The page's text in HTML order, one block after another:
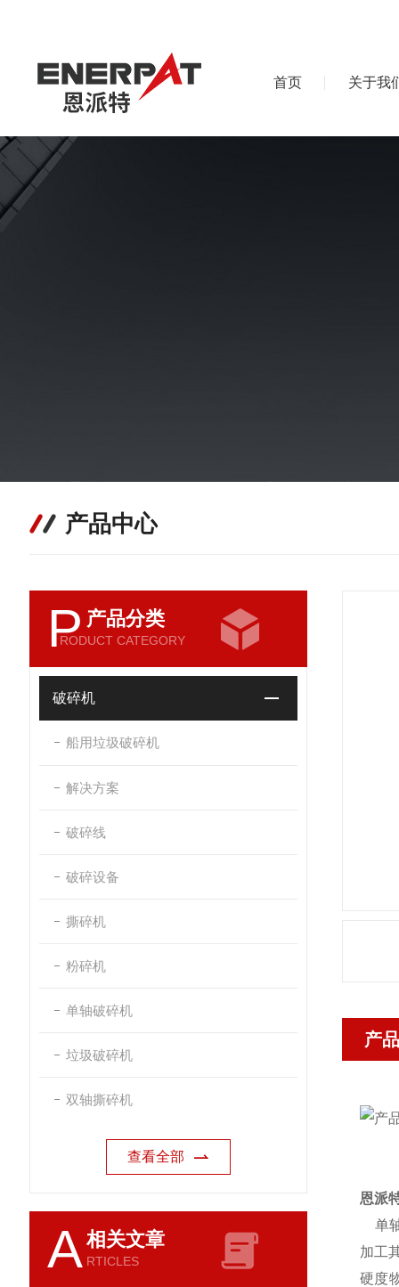
首页 关于我
产品中心
P 产品分类
RODUCT CATEGORY
破碎机
船用垃圾破碎机
解决方案
破碎线
破碎设备
撕碎机
粉碎机
单轴破碎机
垃圾破碎机
双轴撕碎机
查看全部
A相关文章
RTICLES
产
恩派
单
加工
硬度